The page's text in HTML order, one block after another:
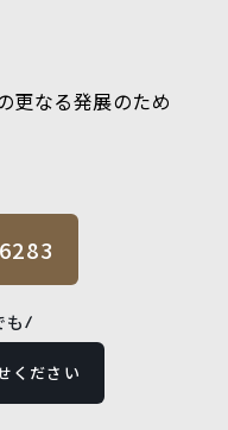
更なる発展のため
も
ください